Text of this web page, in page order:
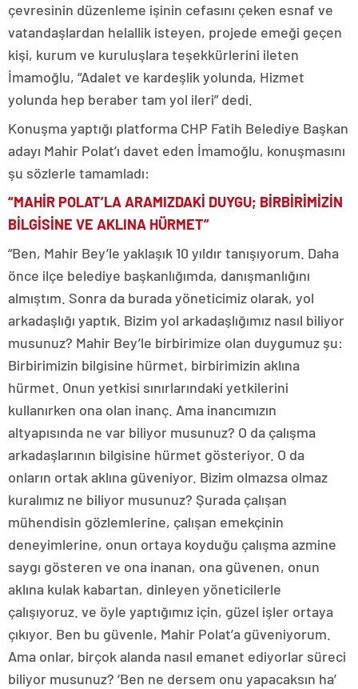
çevresinin düzenleme işinin cefasını çeken esnaf ve
vatandaşlardan helallik isteyen, projede emeği geçen
kişi, kurum ve kuruluşlara teşekkürlerini ileten
İmamoğlu, “Adalet ve kardeşlik yolunda, Hizmet
yolunda hep beraber tam yol ileri” dedi.
Konuşma yaptığı platforma CHP Fatih Belediye Başkan
adayı Mahir Polat’ı davet eden İmamoğlu, konuşmasını
şu sözlerle tamamladı:
“MAHİR POLAT’LA ARAMIZDAKİ DUYGU; BİRBİRİMİZİN
BİLGİSİNE VE AKLINA HÜRMET”
“Ben, Mahir Bey’le yaklaşık 10 yıldır tanışıyorum. Daha
önce ilçe belediye başkanlığımda, danışmanlığını
almıştım. Sonra da burada yöneticimiz olarak, yol
arkadaşlığı yaptık. Bizim yol arkadaşlığımız nasıl biliyor
musunuz? Mahir Bey’le birbirimize olan duygumuz şu:
Birbirimizin bilgisine hürmet, birbirimizin aklına
hürmet. Onun yetkisi sınırlarındaki yetkilerini
kullanırken ona olan inanç. Ama inancımızın
altyapısında ne var biliyor musunuz? O da çalışma
arkadaşlarının bilgisine hürmet gösteriyor. O da
onların ortak aklına güveniyor. Bizim olmazsa olmaz
kuralımız ne biliyor musunuz? Şurada çalışan
mühendisin gözlemlerine, çalışan emekçinin
deneyimlerine, onun ortaya koyduğu çalışma azmine
saygı gösteren ve ona inanan, ona güvenen, onun
aklına kulak kabartan, dinleyen yöneticilerle
çalışıyoruz. ve öyle yaptığımız için, güzel işler ortaya
çıkıyor. Ben bu güvenle, Mahir Polat’a güveniyorum.
Ama onlar, birçok alanda nasıl emanet ediyorlar süreci
biliyor musunuz? ‘Ben ne dersem onu yapacaksın ha’